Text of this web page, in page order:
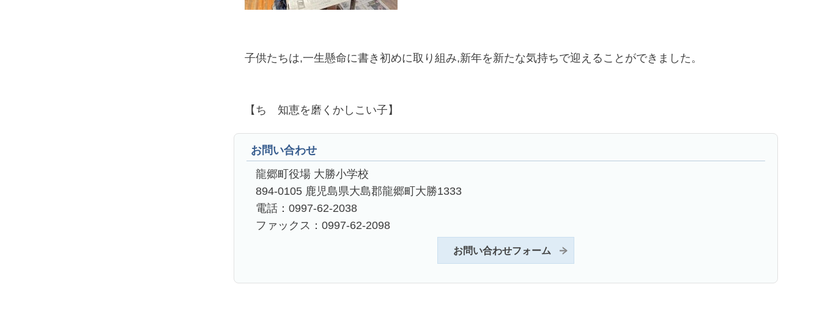
子供たちは,一生懸命に書き初めに取り組み,新年を新たな気持ちで迎えることができました。
【ち 知恵を磨くかしこい子】
お問い合わせ
龍郷町役場 大勝小学校
894-0105 鹿児島県大島郡龍郷町大勝1333
電話：0997-62-2038
ファックス：0997-62-2098
お問い合わせフォーム